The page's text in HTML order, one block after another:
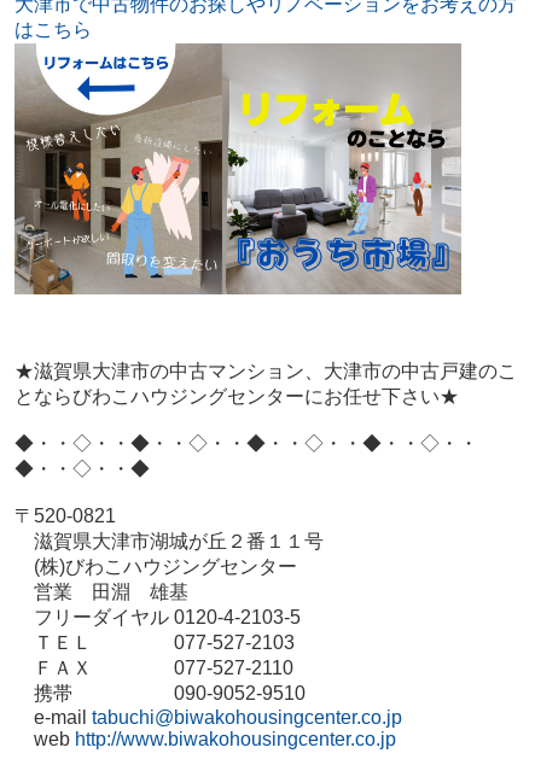
はこちら
★滋賀県大津市の中古マンション、大津市の中古戸建のこ
とならびわこハウジングセンターにお任せ下さい★
◆・・◇・・◆・・◇・・◆・・◇・・◆・・◇・・
◆・・◇・・◆
〒520-0821
滋賀県大津市湖城が丘２番１１号
(株)びわこハウジングセンター
営業 田淵 雄基
フリーダイヤル 0120-4-2103-5
ＴＥＬ 077-527-2103
ＦＡＸ 077-527-2110
携帯 090-9052-9510
e-mail tabuchi@biwakohousingcenter.co.jp
web http://www.biwakohousingcenter.co.jp